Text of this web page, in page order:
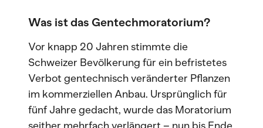
Was ist das Gentechmoratorium?
Vor knapp 20 Jahren stimmte die
Schweizer Bevölkerung für ein befristetes
Verbot gentechnisch veränderter Pflanzen
im kommerziellen Anbau. Ursprünglich für
fünf Jahre gedacht, wurde das Moratorium